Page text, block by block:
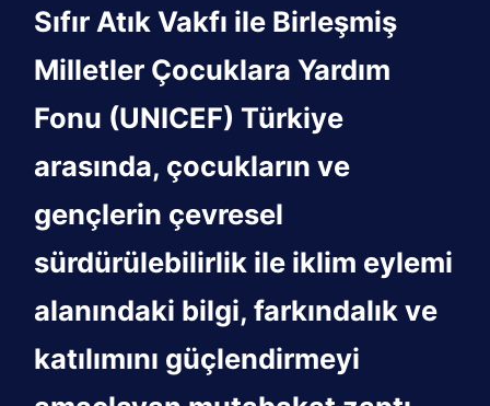
Sıfır Atık Vakfı ile Birleşmiş
Milletler Çocuklara Yardım
Fonu (UNICEF) Türkiye
arasında, çocukların ve
gençlerin çevresel
sürdürülebilirlik ile iklim eylemi
alanındaki bilgi, farkındalık ve
katılımını güçlendirmeyi